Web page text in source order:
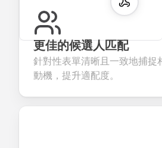
更佳的候選人匹配
針對性表單清晰且一致地捕捉
動機，提升適配度。